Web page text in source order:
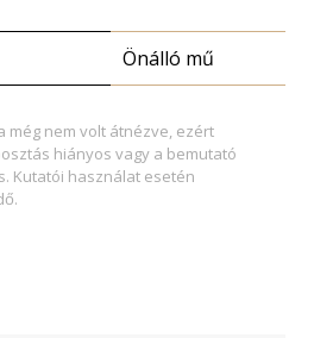
Önálló mű
még nem volt átnézve, ezért
hiányos vagy a bemutató
Kutatói használat esetén